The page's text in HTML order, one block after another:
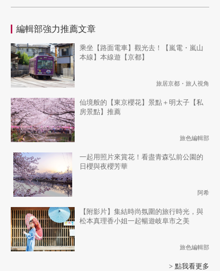
編輯部強力推薦文章
乘坐【路面電車】觀光去！【嵐電・嵐山
本線】本線遊【京都】
旅居京都・旅人視角
仙境般的【東京櫻花】景點＋明太子【私
房景點】推薦
旅色編輯部
一起用照片來賞花！看盡青森弘前公園的
日櫻與夜櫻芳華
阿希
【附影片】集結時尚氛圍的旅行時光，與
松本真理香小姐一起暢遊岐阜市之美
旅色編輯部
> 點我看更多